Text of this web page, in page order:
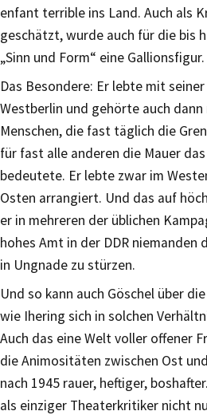
enfant terrible ins Land. Auch als
geschätzt, wurde auch für die bis
„Sinn und Form“ eine Gallionsfigur.
Das Besondere: Er lebte mit
Westberlin und gehörte auch
Menschen, die fast täglich die
für fast alle anderen die Mauer
bedeutete. Er lebte zwar im
Osten arrangiert. Und das auf
er in mehreren der üblichen
hohes Amt in der DDR niemanden
in Ungnade zu stürzen.
Und so kann auch Göschel über
wie Ihering sich in solchen
Auch das eine Welt voller offener
die Animositäten zwischen Ost
nach 1945 rauer, heftiger,
als einziger Theaterkritiker nicht